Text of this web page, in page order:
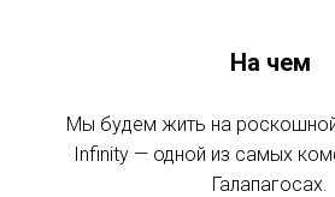
На чем
Мы будем жить на
Infinity — одной из самых
Галапагосах.